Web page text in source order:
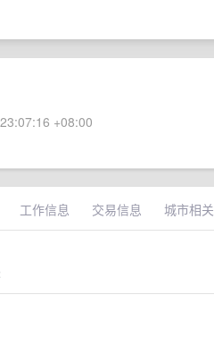
+08:00
工作信息 交易信息 城市相关